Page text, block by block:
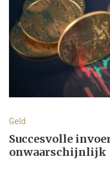
Geld
Succesvolle
onwaarschijnlijk